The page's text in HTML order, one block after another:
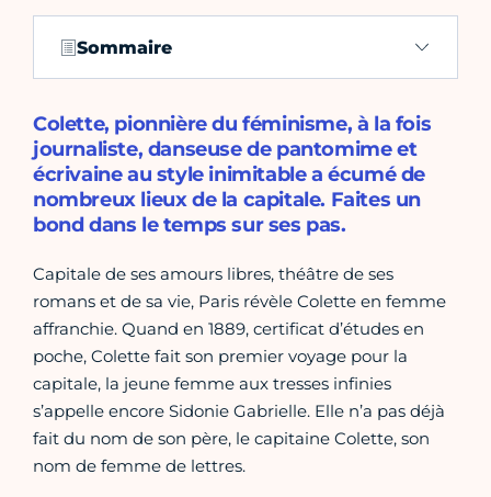
Sommaire
Colette, pionnière du féminisme, à la fois
journaliste, danseuse de pantomime et
écrivaine au style inimitable a écumé de
nombreux lieux de la capitale. Faites un
bond dans le temps sur ses pas.
Capitale de ses amours libres, théâtre de ses
romans et de sa vie, Paris révèle Colette en femme
affranchie. Quand en 1889, certificat d’études en
poche, Colette fait son premier voyage pour la
capitale, la jeune femme aux tresses infinies
s’appelle encore Sidonie Gabrielle. Elle n’a pas déjà
fait du nom de son père, le capitaine Colette, son
nom de femme de lettres.